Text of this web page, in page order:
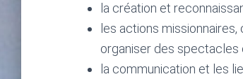
la création et
les actions
organiser des spectacles
la communication et les